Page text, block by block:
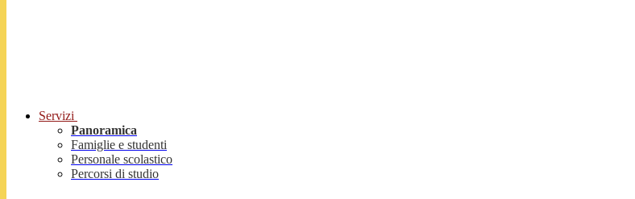
Servizi
Panoramica
Famiglie e studenti
Personale scolastico
Percorsi di studio